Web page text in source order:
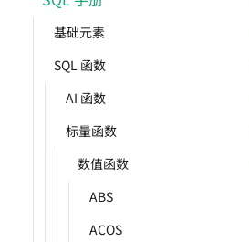
基础元素
SQL 函数
AI 函数
标量函数
数值函数
ABS
ACOS